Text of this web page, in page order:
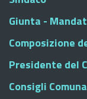
Giunta -
Composizione
Presidente del
Consigli